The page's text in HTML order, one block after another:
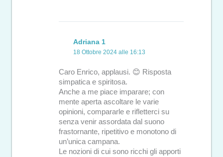
Adriana 1
18 Ottobre 2024 alle 16:13
Caro Enrico, applausi. 😊 Risposta
simpatica e spiritosa.
Anche a me piace imparare; con
mente aperta ascoltare le varie
opinioni, compararle e rifletterci su
senza venir assordata dal suono
frastornante, ripetitivo e monotono di
un’unica campana.
Le nozioni di cui sono ricchi gli apporti